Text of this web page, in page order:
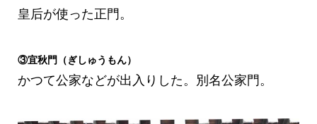
皇后が使った正門。
③宜秋門（ぎしゅうもん）
かつて公家などが出入りした。別名公家門。